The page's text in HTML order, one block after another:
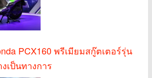
PCX160 พรีเมียมสกู๊ตเตอร์รุ่น
เป็นทางการ